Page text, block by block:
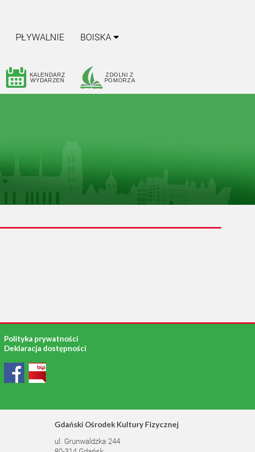
PŁYWALNIE BOISKA
KALENDARZ
WYDARZEŃ
ZDOLNI Z
POMORZA
Polityka prywatności
Deklaracja dostępności
Gdański Ośrodek Kultury Fizycznej
ul. Grunwaldzka 244